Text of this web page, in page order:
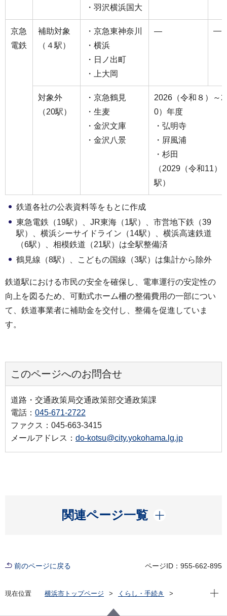
・羽沢横浜国大
京急
電鉄
補助対象
（４駅）
・京急東神奈川
・横浜
・日ノ出町
・上大岡
― ―
対象外
（20駅）
・京急鶴見
・生麦
・金沢文庫
・金沢八景
2026（令和８）～
0）年度
・弘明寺
・屛風浦
・杉田
（2029（令和11）
駅）
鉄道各社の公表資料等をもとに作成
東急電鉄（19駅）、JR東海（1駅）、市営地下鉄（39
駅）、横浜シーサイドライン（14駅）、横浜高速鉄道
（6駅）、相模鉄道（21駅）は全駅整備済
鶴見線（8駅）、こどもの国線（3駅）は集計から除外
鉄道駅における市民の安全を確保し、電車運行の安定性の
向上を図るため、可動式ホーム柵の整備費用の一部につい
て、鉄道事業者に補助金を交付し、整備を促進していま
す。
このページへのお問合せ
道路・交通政策局交通政策部交通政策課
電話： 045-671-2722
ファクス：045-663-3415
メールアドレス： do-kotsu@city.yokohama.lg.jp
関連ページ一覧
開く
前のページに戻る ページID：955-662-895
現在位置 横浜市トップページ
くらし・手続き
駅改良、ホーム柵整備
現在